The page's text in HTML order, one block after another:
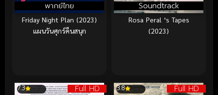
พากย์ไทย
Friday Night Plan (2023)
แผนวันศุกร์คืนสนุก
Soundtrack
Rosa Peral ‘s Tapes
(2023)
Full HD
7.3 Full HD
3.8